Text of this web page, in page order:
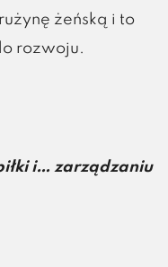
żeńską i to
rozwoju.
i… zarządzaniu